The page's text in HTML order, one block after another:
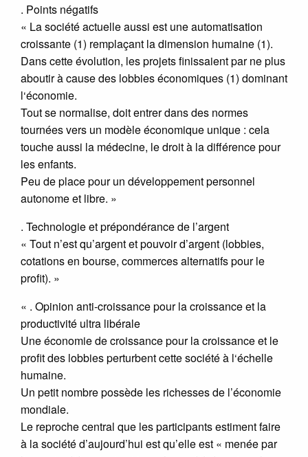
. Points négatifs
« La société actuelle aussi est une automatisation
croissante (1) remplaçant la dimension humaine (1).
Dans cette évolution, les projets finissaient par ne plus
aboutir à cause des lobbies économiques (1) dominant
l‘économie.
Tout se normalise, doit entrer dans des normes
tournées vers un modèle économique unique : cela
touche aussi la médecine, le droit à la différence pour
les enfants.
Peu de place pour un développement personnel
autonome et libre. »
. Technologie et prépondérance de l’argent
« Tout n’est qu’argent et pouvoir d’argent (lobbies,
cotations en bourse, commerces alternatifs pour le
profit). »
« . Opinion anti-croissance pour la croissance et la
productivité ultra libérale
Une économie de croissance pour la croissance et le
profit des lobbies perturbent cette société à l‘échelle
humaine.
Un petit nombre possède les richesses de l’économie
mondiale.
Le reproche central que les participants estiment faire
à la société d’aujourd’hui est qu’elle est « menée par